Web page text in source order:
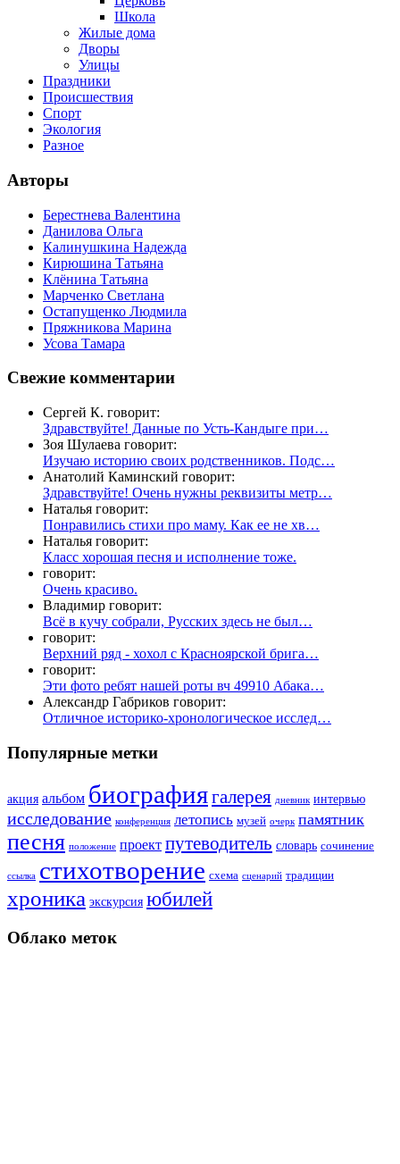
Школа
Жилые дома
Дворы
Улицы
Праздники
Происшествия
Спорт
Экология
Разное
Авторы
Берестнева Валентина
Данилова Ольга
Калинушкина Надежда
Кирюшина Татьяна
Клёнина Татьяна
Марченко Светлана
Остапущенко Людмила
Пряжникова Марина
Усова Тамара
Свежие комментарии
Сергей К. говорит:
Здравствуйте! Данные по Усть-Кандыге при…
Зоя Шулаева говорит:
Изучаю историю своих родственников. Подс…
Анатолий Каминский говорит:
Здравствуйте! Очень нужны реквизиты метр…
Наталья говорит:
Понравились стихи про маму. Как ее не хв…
Наталья говорит:
Класс хорошая песня и исполнение тоже.
говорит:
Очень красиво.
Владимир говорит:
Всё в кучу собрали, Русских здесь не был…
говорит:
Верхний ряд - хохол с Красноярской брига…
говорит:
Эти фото ребят нашей роты вч 49910 Абака…
Александр Габриков говорит:
Отличное историко-хронологическое исслед…
Популярные метки
акция альбом биографиягалерея дневник интервью
исследование конференция летопись музей очерк памятник
песня положение проект путеводитель словарь сочинение
ссылка стихотворение схема сценарий традиции
хроника экскурсия юбилей
Облако меток